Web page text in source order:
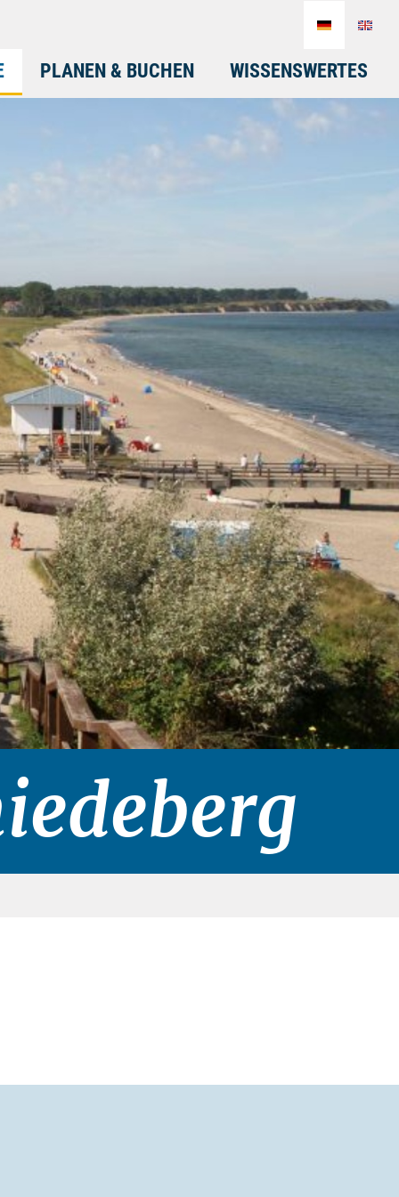
PLANEN & BUCHEN WISSENSWERTES